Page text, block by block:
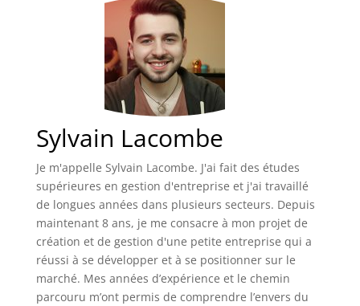
Sylvain Lacombe
Je m'appelle Sylvain Lacombe. J'ai fait des études
supérieures en gestion d'entreprise et j'ai travaillé
de longues années dans plusieurs secteurs. Depuis
maintenant 8 ans, je me consacre à mon projet de
création et de gestion d'une petite entreprise qui a
réussi à se développer et à se positionner sur le
marché. Mes années d’expérience et le chemin
parcouru m’ont permis de comprendre l’envers du